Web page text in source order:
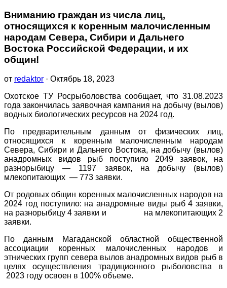
Вниманию граждан из числа лиц,
относящихся к коренным малочисленным
народам Севера, Сибири и Дальнего
Востока Российской Федерации, и их
общин!
от redaktor · Октябрь 18, 2023
Охотское ТУ Росрыболовства сообщает, что 31.08.2023
года закончилась заявочная кампания на добычу (вылов)
водных биологических ресурсов на 2024 год.
По предварительным данным от физических лиц,
относящихся к коренным малочисленным народам
Севера, Сибири и Дальнего Востока, на добычу (вылов)
анадромных видов рыб поступило 2049 заявок, на
разнорыбицу — 1197 заявок, на добычу (вылов)
млекопитающих — 773 заявки.
От родовых общин коренных малочисленных народов на
2024 год поступило: на анадромные виды рыб 4 заявки,
на разнорыбицу 4 заявки и на млекопитающих 2
заявки.
По данным Магаданской областной общественной
ассоциации коренных малочисленных народов и
этнических групп севера вылов анадромных видов рыб в
целях осуществления традиционного рыболовства в
2023 году освоен в 100% объеме.